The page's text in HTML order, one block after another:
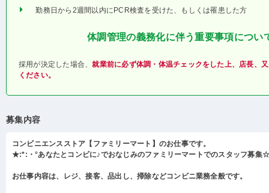
勤務日から2週間以内にPCR検査を受けた、もしくは罹患した方
体調管理の義務化に伴う重要事項につい
採用が決定した場合、就業前に必ず体調・体温チェックをした上、店長、
ください。
募集内容
コンビニエンスストア【ファミリーマート】のお仕事です。
★:*:・°あなたとコンビに♪でおなじみのファミリーマートでのスタッフ募集
お仕事内容は、レジ、接客、品出し、掃除などコンビニ業務全般です。